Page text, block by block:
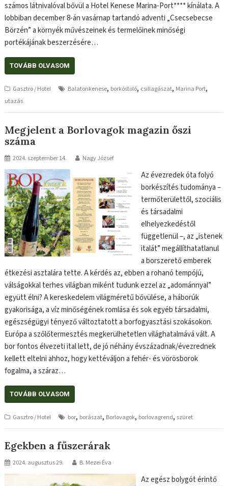
számos látnivalóval bővül a Hotel Kenese Marina-Port**** kínálata. A
lobbiban december 8-án vasárnap tartandó adventi „Csecsebecse
Börzén” a környék művészeinek és termelőinek minőségi
portékájának beszerzésére…
TOVÁBB OLVASOM
Gasztro / Hotel Balatonkenese, borkóstoló, csillagászat, Marina Port,
utazás
Megjelent a Borlovagok magazin őszi
száma
2024. szeptember 14. Nagy József
Az évezredek óta folyó
borkészítés tudománya –
termőterülettől, szociális
és társadalmi
elhelyezkedéstől
függetlenül –, az „istenek
italát” megállíthatatlanul
a borszerető emberek
étkezési asztalára tette. A kérdés az, ebben a rohanó tempójú,
válságokkal terhes világban miként tudunk ezzel az „adománnyal”
együtt élni? A kereskedelem világméretű bővülése, a háborúk
gyakorisága, a víz minőségének romlása és sok egyéb társadalmi,
egészségügyi tényező változtatott a borfogyasztási szokásokon.
Európa a szőlőtermesztés megkerülhetetlen világhatalmává vált. A
bor fontos élvezeti ital lett, de jó néhány évszázadnak/évezrednek
kellett eltelni ahhoz, hogy kettéváljon a fehér- és vörösborok
fogalma, a száraz…
TOVÁBB OLVASOM
Gasztro / Hotel bor, borászat, Borlovagok, borlovagrend, szüret
Egekben a fűszerárak
2024. augusztus 29. B. Mezei Éva
Az egész bolygót érintő